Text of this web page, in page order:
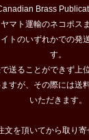
Brass
マト運輸のネコポス
トのいずれかでの発
す。
送ることができず上
すが、その際には送
いただきます。
を頂いてから取り寄